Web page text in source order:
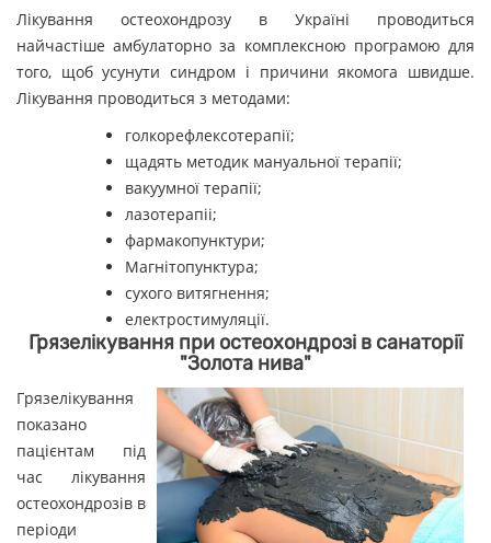
Лікування остеохондрозу в Україні проводиться
найчастіше амбулаторно за комплексною програмою для
того, щоб усунути синдром і причини якомога швидше.
Лікування проводиться з методами:
голкорефлексотерапії;
щадять методик мануальної терапії;
вакуумної терапії;
лазотерапіі;
фармакопунктури;
Магнітопунктура;
сухого витягнення;
електростимуляції.
Грязелікування при остеохондрозі в санаторії
"Золота нива"
Грязелікування
показано
пацієнтам під
час лікування
остеохондрозів в
періоди